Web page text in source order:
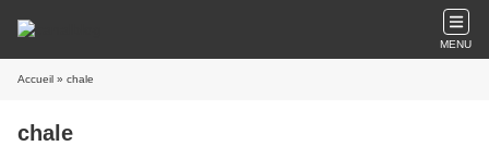
MENU
Accueil » chale
chale